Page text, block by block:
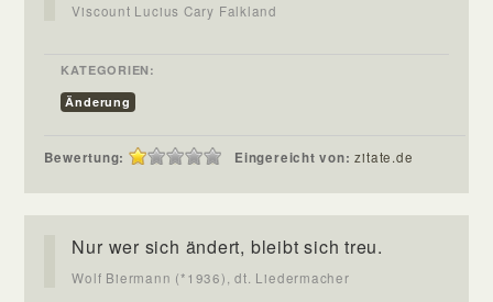
Viscount Lucius Cary Falkland
KATEGORIEN:
Änderung
Bewertung: Eingereicht von:zitate.de
Nur wer sich ändert, bleibt sich treu.
Wolf Biermann (*1936), dt. Liedermacher